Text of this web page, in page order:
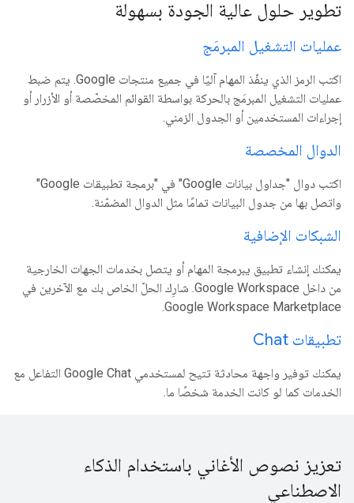
تطوير حلول عالية الجودة بسهولة
عمليات التشغيل المبرمَج
اكتب الرمز الذي ينفّذ المهام آليًا في جميع منتجات Google. يتم ضبط
عمليات التشغيل المبرمَج بالحركة بواسطة القوائم المخصّصة أو الأزرار أو
إجراءات المستخدمين أو الجدول الزمني.
الدوال المخصصة
اكتب دوال "جداول بيانات Google" في "برمجة تطبيقات Google"
واتصل بها من جدول البيانات تمامًا مثل الدوال المضمّنة.
الشبكات الإضافية
يمكنك إنشاء تطبيق يبرمجة المهام أو يتصل بخدمات الجهات الخارجية
من داخل Google Workspace. شارِك الحلّ الخاص بك مع الآخرين في
Google Workspace Marketplace.
تطبيقات Chat
يمكنك توفير واجهة محادثة تتيح لمستخدمي Google Chat التفاعل مع
الخدمات كما لو كانت الخدمة شخصًا ما.
تعزيز نصوص الأغاني باستخدام الذكاء
الاصطناعي